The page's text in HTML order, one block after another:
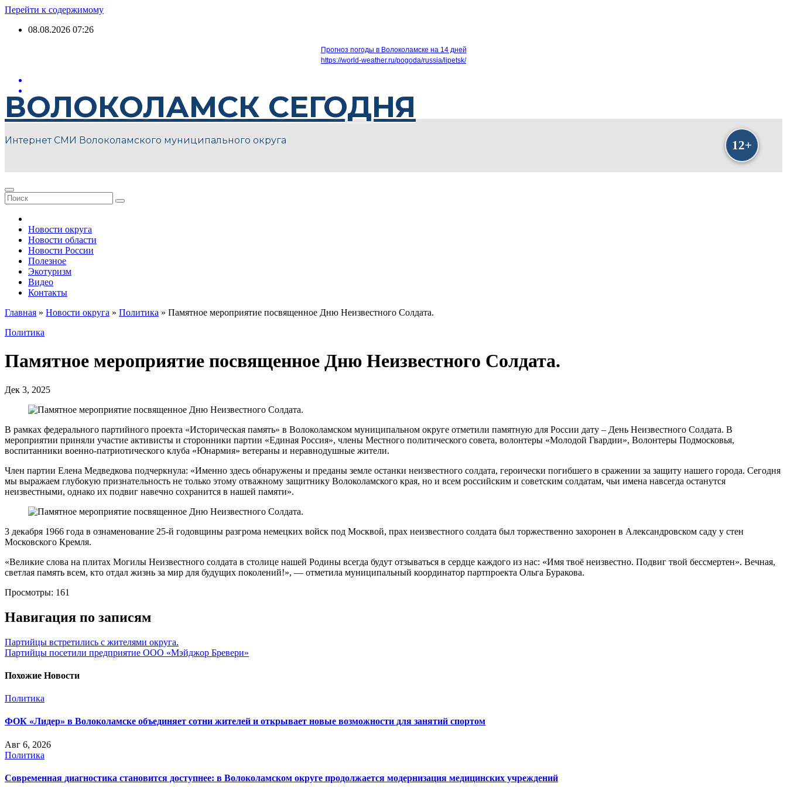
Перейти к содержимому
08.08.2026 07:26
Прогноз погоды в Волоколамске на 14 дней
https://world-weather.ru/pogoda/russia/lipetsk/
ВОЛОКОЛАМСК СЕГОДНЯ
Интернет СМИ Волоколамского муниципального округа
Новости округа
Новости области
Новости России
Полезное
Экотуризм
Видео
Контакты
Главная » Новости округа » Политика » Памятное мероприятие посвященное Дню Неизвестного Солдата.
Политика
Памятное мероприятие посвященное Дню Неизвестного Солдата.
Дек 3, 2025
В рамках федерального партийного проекта «Историческая память» в Волоколамском муниципальном округе отметили памятную для России дату – День Неизвестного Солдата. В
мероприятии приняли участие активисты и сторонники партии «Единая Россия», члены Местного политического совета, волонтеры «Молодой Гвардии», Волонтеры Подмосковья,
воспитанники военно-патриотического клуба «Юнармия» ветераны и неравнодушные жители.
Член партии Елена Медведкова подчеркнула: «Именно здесь обнаружены и преданы земле останки неизвестного солдата, героически погибшего в сражении за защиту нашего города. Сегодня
мы выражаем глубокую признательность не только этому отважному защитнику Волоколамского края, но и всем российским и советским солдатам, чьи имена навсегда останутся
неизвестными, однако их подвиг навечно сохранится в нашей памяти».
3 декабря 1966 года в ознаменование 25-й годовщины разгрома немецких войск под Москвой, прах неизвестного солдата был торжественно захоронен в Александровском саду у стен
Московского Кремля.
«Великие слова на плитах Могилы Неизвестного солдата в столице нашей Родины всегда будут отзываться в сердце каждого из нас: «Имя твоё неизвестно. Подвиг твой бессмертен». Вечная,
светлая память всем, кто отдал жизнь за мир для будущих поколений!», — отметила муниципальный координатор партпроекта Ольга Буракова.
Просмотры: 161
Навигация по записям
Партийцы встретились с жителями округа.
Партийцы посетили предприятие ООО «Мэйджор Бревери»
Похожие Новости
Политика
ФОК «Лидер» в Волоколамске объединяет сотни жителей и открывает новые возможности для занятий спортом
Авг 6, 2026
Политика
Современная диагностика становится доступнее: в Волоколамском округе продолжается модернизация медицинских учреждений